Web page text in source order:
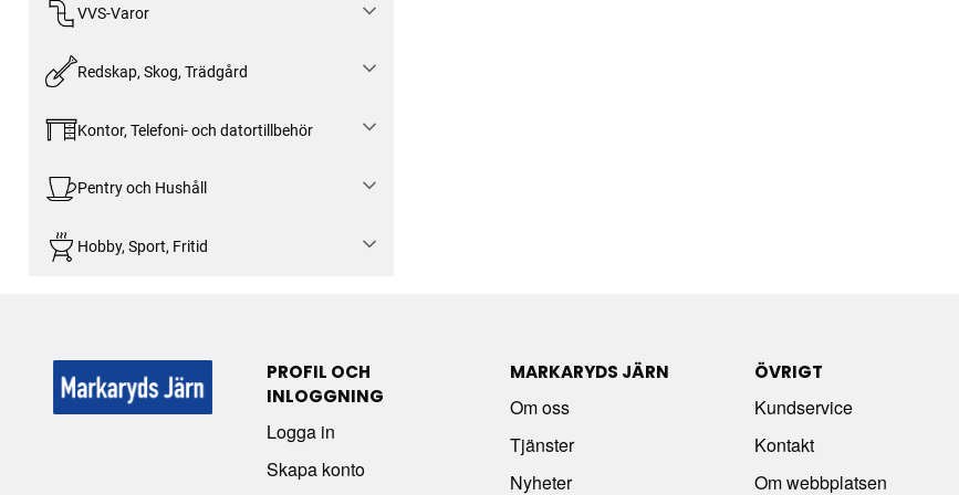
VVS-Varor
Redskap, Skog, Trädgård
Kontor, Telefoni- och datortillbehör
Pentry och Hushåll
Hobby, Sport, Fritid
PROFIL OCH
INLOGGNING
Logga in
Skapa konto
MARKARYDS JÄRN
Om oss
Tjänster
Nyheter
ÖVRIGT
Kundservice
Kontakt
Om webbplatsen